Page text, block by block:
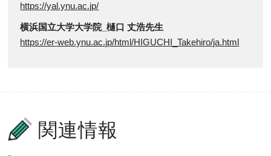
https://yal.ynu.ac.jp/
横浜国立大学大学院_樋口 丈浩先生
https://er-web.ynu.ac.jp/html/HIGUCHI_Takehiro/ja.html
関連情報